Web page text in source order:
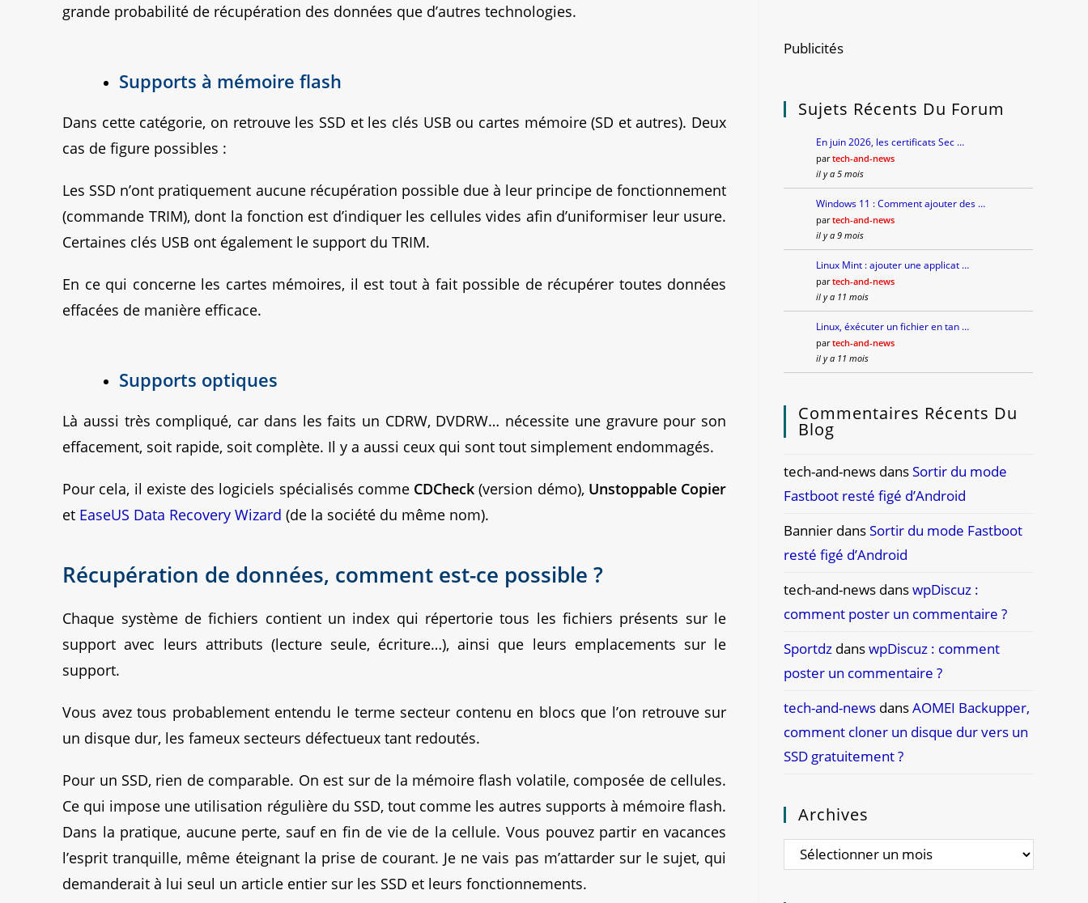
grande probabilité de récupération des données que d’autres technologies.
Supports à mémoire flash
Dans cette catégorie, on retrouve les SSD et les clés USB ou cartes mémoire (SD et autres). Deux
cas de figure possibles :
Les SSD n’ont pratiquement aucune récupération possible due à leur principe de fonctionnement
(commande TRIM), dont la fonction est d’indiquer les cellules vides afin d’uniformiser leur usure.
Certaines clés USB ont également le support du TRIM.
En ce qui concerne les cartes mémoires, il est tout à fait possible de récupérer toutes données
effacées de manière efficace.
Supports optiques
Là aussi très compliqué, car dans les faits un CDRW, DVDRW… nécessite une gravure pour son
effacement, soit rapide, soit complète. Il y a aussi ceux qui sont tout simplement endommagés.
Pour cela, il existe des logiciels spécialisés comme CDCheck (version démo), Unstoppable Copier
et EaseUS Data Recovery Wizard (de la société du même nom).
Récupération de données, comment est-ce possible ?
Chaque système de fichiers contient un index qui répertorie tous les fichiers présents sur le
support avec leurs attributs (lecture seule, écriture…), ainsi que leurs emplacements sur le
support.
Vous avez tous probablement entendu le terme secteur contenu en blocs que l’on retrouve sur
un disque dur, les fameux secteurs défectueux tant redoutés.
Pour un SSD, rien de comparable. On est sur de la mémoire flash volatile, composée de cellules.
Ce qui impose une utilisation régulière du SSD, tout comme les autres supports à mémoire flash.
Dans la pratique, aucune perte, sauf en fin de vie de la cellule. Vous pouvez partir en vacances
l’esprit tranquille, même éteignant la prise de courant. Je ne vais pas m’attarder sur le sujet, qui
demanderait à lui seul un article entier sur les SSD et leurs fonctionnements.
Publicités
Sujets Récents Du Forum
En juin 2026, les certificats Sec …
partech-and-news
il y a 5 mois
Windows 11 : Comment ajouter des …
partech-and-news
il y a 9 mois
Linux Mint : ajouter une applicat …
partech-and-news
il y a 11 mois
Linux, éxécuter un fichier en tan …
partech-and-news
il y a 11 mois
Commentaires Récents Du
Blog
tech-and-news dansSortir du mode
Fastboot resté figé d’Android
Bannier dansSortir du mode Fastboot
resté figé d’Android
tech-and-news danswpDiscuz :
comment poster un commentaire ?
Sportdz danswpDiscuz : comment
poster un commentaire ?
tech-and-news dansAOMEI Backupper,
comment cloner un disque dur vers un
SSD gratuitement ?
Archives